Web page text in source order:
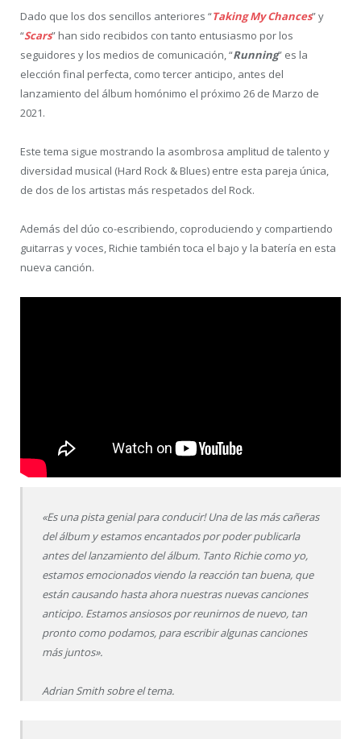
Dado que los dos sencillos anteriores “Taking My Chances” y
“Scars” han sido recibidos con tanto entusiasmo por los
seguidores y los medios de comunicación, “Running” es la
elección final perfecta, como tercer anticipo, antes del
lanzamiento del álbum homónimo el próximo 26 de Marzo de
2021.
Este tema sigue mostrando la asombrosa amplitud de talento y
diversidad musical (Hard Rock & Blues) entre esta pareja única,
de dos de los artistas más respetados del Rock.
Además del dúo co-escribiendo, coproduciendo y compartiendo
guitarras y voces, Richie también toca el bajo y la batería en esta
nueva canción.
«Es una pista genial para conducir! Una de las más cañeras
del álbum y estamos encantados por poder publicarla
antes del lanzamiento del álbum. Tanto Richie como yo,
estamos emocionados viendo la reacción tan buena, que
están causando hasta ahora nuestras nuevas canciones
anticipo. Estamos ansiosos por reunirnos de nuevo, tan
pronto como podamos, para escribir algunas canciones
más juntos».
Adrian Smith sobre el tema.